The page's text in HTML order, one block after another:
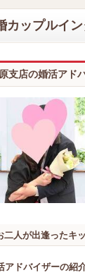
カップルイ
支店の婚活アド
二人が出逢ったキ
アドバイザーの紹